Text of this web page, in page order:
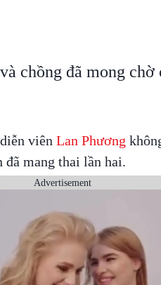
chồng đã mong
viên Lan Phương
đã mang thai lần hai.
Advertisement